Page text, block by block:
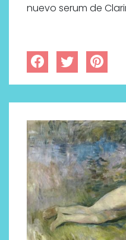
nuevo serum de